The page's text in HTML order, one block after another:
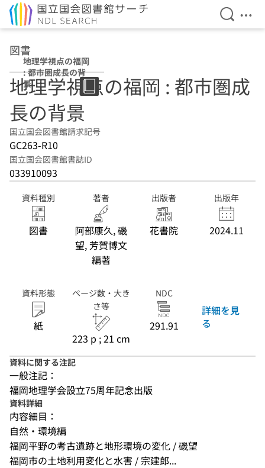
検索を
メ
図書
地理学視点の福岡
: 都市圏成長の背
景
地理学視点の福岡 : 都市圏成
長の背景
国立国会図書館請求記号
GC263-R10
国立国会図書館書誌ID
033910093
資料種別
図書
著者
阿部康久, 磯
望, 芳賀博文
編著
出版者
花書院
出版年
2024.11
資料形態
紙
ページ数・大き
さ等
223 p ; 21 cm
NDC
291.91
詳細を見
る
資料に関する注記
一般注記：
福岡地理学会設立75周年記念出版
資料詳細
内容細目：
自然・環境編
福岡平野の考古遺跡と地形環境の変化 / 磯望
福岡市の土地利用変化と水害 / 宗建郎...